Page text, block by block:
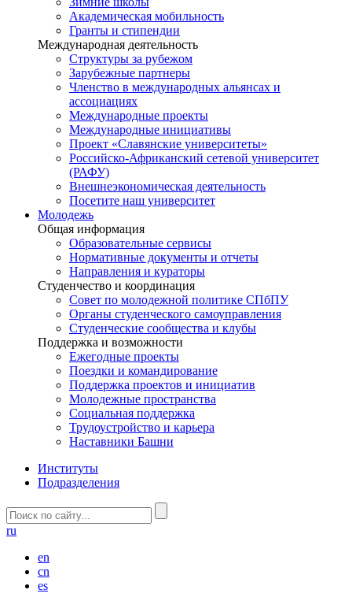
Академическая мобильность
Гранты и стипендии
Международная деятельность
Структуры за рубежом
Зарубежные партнеры
Членство в международных альянсах и
ассоциациях
Международные проекты
Международные инициативы
Проект «Славянские университеты»
Российско-Африканский сетевой университет
(РАФУ)
Внешнеэкономическая деятельность
Посетите наш университет
Молодежь
Общая информация
Образовательные сервисы
Нормативные документы и отчеты
Направления и кураторы
Студенчество и координация
Совет по молодежной политике СПбПУ
Органы студенческого самоуправления
Студенческие сообщества и клубы
Поддержка и возможности
Ежегодные проекты
Поездки и командирование
Поддержка проектов и инициатив
Молодежные пространства
Социальная поддержка
Трудоустройство и карьера
Наставники Башни
Институты
Подразделения
ru
en
cn
es